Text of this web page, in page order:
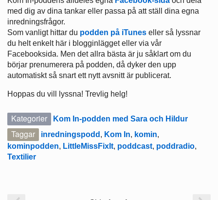
med dig av dina tankar eller passa på att ställ dina egna
inredningsfrågor.
Som vanligt hittar du podden på iTunes eller så lyssnar
du helt enkelt här i blogginlägget eller via vår
Facebooksida. Men det allra bästa är ju såklart om du
börjar prenumerera på podden, då dyker den upp
automatiskt så snart ett nytt avsnitt är publicerat.
Hoppas du vill lyssna! Trevlig helg!
Kategorier Kom In-podden med Sara och Hildur
Taggar inredningspodd , Kom In, komin,
kominpodden, LittleMissFixIt, poddcast, poddradio,
Textilier